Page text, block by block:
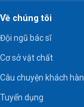
Về chúng tôi
Đội ngũ bác sĩ
Cơ sở vật chất
Câu chuyện khách
Tuyển dụng